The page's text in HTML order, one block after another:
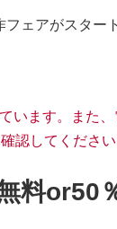
ェアがスター
います。また
認してください
料or50